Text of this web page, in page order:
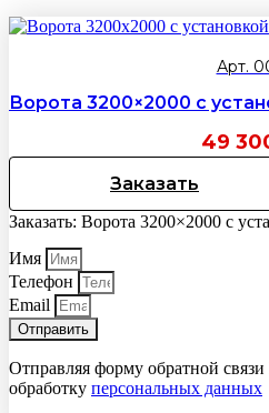
Арт.
Ворота 3200×2000 с
49
Заказать
Заказать: Ворота 3200×2000 с
Имя
Телефон
Email
Отправить
Отправляя форму обратной связи
обработку персональных данных